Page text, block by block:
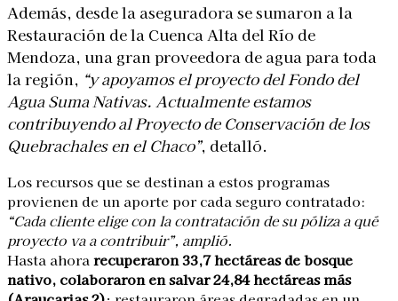
Además, desde la aseguradora se sumaron a la
Restauración de la Cuenca Alta del Río de
Mendoza, una gran proveedora de agua para toda
la región, “y apoyamos el proyecto del Fondo del
Agua Suma Nativas. Actualmente estamos
contribuyendo al Proyecto de Conservación de los
Quebrachales en el Chaco”, detalló.
Los recursos que se destinan a estos programas
provienen de un aporte por cada seguro contratado:
“Cada cliente elige con la contratación de su póliza a qué
proyecto va a contribuir”, amplió.
Hasta ahora recuperaron 33,7 hectáreas de bosque
nativo, colaboraron en salvar 24,84 hectáreas más